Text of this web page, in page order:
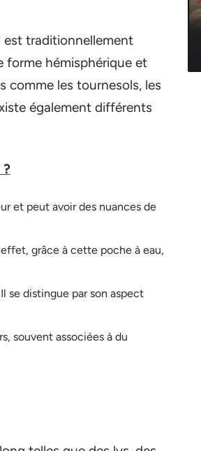
est traditionnellement
forme hémisphérique et
comme les tournesols, les
également différents
et peut avoir des nuances de
grâce à cette poche à eau,
se distingue par son aspect
souvent associées à du